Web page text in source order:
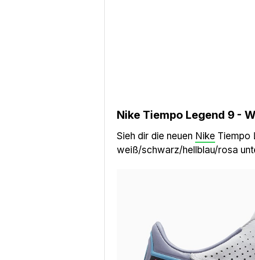
Nike Tiempo Legend 9 -
Sieh dir die neuen Nike Tiempo
weiß/schwarz/hellblau/rosa